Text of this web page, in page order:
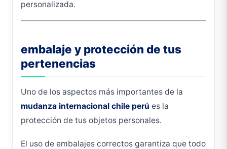
personalizada.
embalaje y protección de tus
pertenencias
Uno de los aspectos más importantes de la
mudanza internacional chile perú es la
protección de tus objetos personales.
El uso de embalajes correctos garantiza que todo